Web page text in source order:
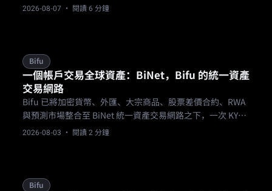
改變時保有在場權。
2026-08-07 · 閱讀 6 分鐘
Bifu
一個帳戶交易全球資產：BiNet，Bifu 的統一資產
交易網路
Bifu 已將加密貨幣、外匯、大宗商品、股票差價合約、RWA
與預測市場整合至 BiNet 統一資產交易網路之下，一次 KYC
與一筆資金即可開啟所有市場。
2026-08-03 · 閱讀 2 分鐘
Bifu